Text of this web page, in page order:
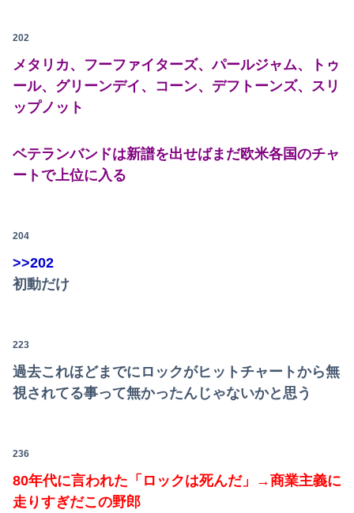
202
メタリカ、フーファイターズ、パールジャム、トゥ
ール、グリーンデイ、コーン、デフトーンズ、スリ
ップノット
ベテランバンドは新譜を出せばまだ欧米各国のチャ
ートで上位に入る
204
>>202
初動だけ
223
過去これほどまでにロックがヒットチャートから無
視されてる事って無かったんじゃないかと思う
236
80年代に言われた「ロックは死んだ」→商業主義に
走りすぎだこの野郎